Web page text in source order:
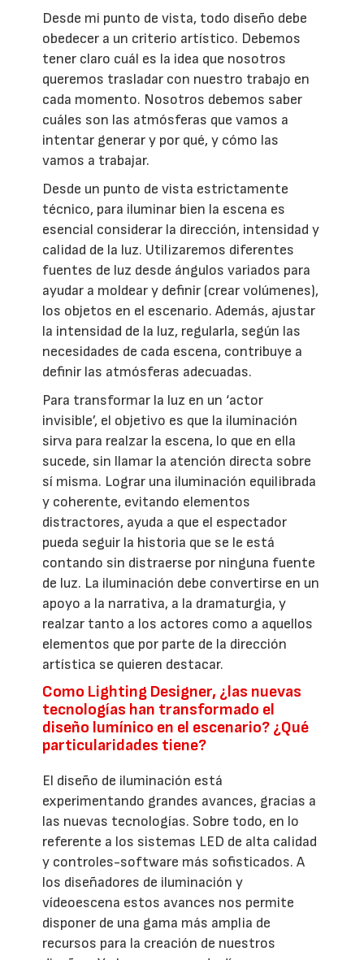
Desde mi punto de vista, todo diseño debe
obedecer a un criterio artístico. Debemos
tener claro cuál es la idea que nosotros
queremos trasladar con nuestro trabajo en
cada momento. Nosotros debemos saber
cuáles son las atmósferas que vamos a
intentar generar y por qué, y cómo las
vamos a trabajar.
Desde un punto de vista estrictamente
técnico, para iluminar bien la escena es
esencial considerar la dirección, intensidad y
calidad de la luz. Utilizaremos diferentes
fuentes de luz desde ángulos variados para
ayudar a moldear y definir (crear volúmenes),
los objetos en el escenario. Además, ajustar
la intensidad de la luz, regularla, según las
necesidades de cada escena, contribuye a
definir las atmósferas adecuadas.
Para transformar la luz en un ‘actor
invisible’, el objetivo es que la iluminación
sirva para realzar la escena, lo que en ella
sucede, sin llamar la atención directa sobre
sí misma. Lograr una iluminación equilibrada
y coherente, evitando elementos
distractores, ayuda a que el espectador
pueda seguir la historia que se le está
contando sin distraerse por ninguna fuente
de luz. La iluminación debe convertirse en un
apoyo a la narrativa, a la dramaturgia, y
realzar tanto a los actores como a aquellos
elementos que por parte de la dirección
artística se quieren destacar.
Como Lighting Designer, ¿las nuevas
tecnologías han transformado el
diseño lumínico en el escenario? ¿Qué
particularidades tiene?
El diseño de iluminación está
experimentando grandes avances, gracias a
las nuevas tecnologías. Sobre todo, en lo
referente a los sistemas LED de alta calidad
y controles-software más sofisticados. A
los diseñadores de iluminación y
vídeoescena estos avances nos permite
disponer de una gama más amplia de
recursos para la creación de nuestros